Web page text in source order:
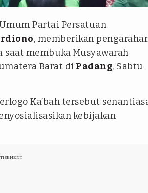
Partai Persatuan
, memberikan
membuka Musyawarah
Barat di Padang, Sabtu
Ka’bah tersebut
kebijakan